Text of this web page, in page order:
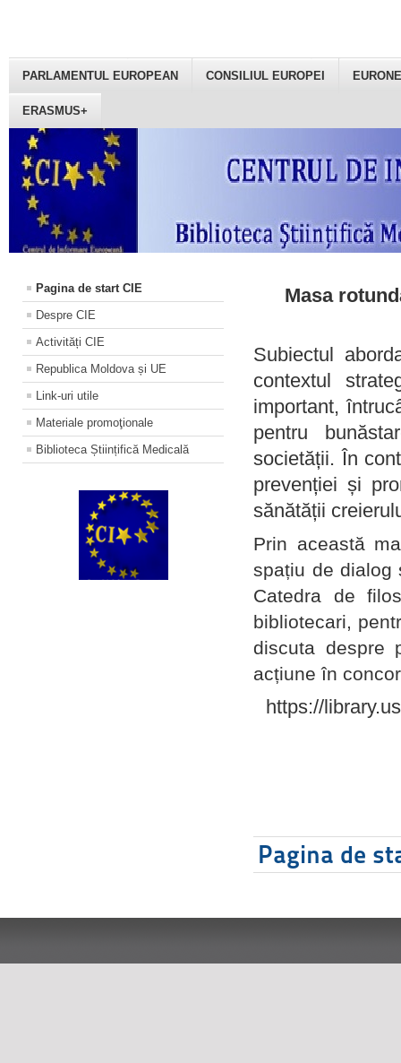
PARLAMENTUL EUROPEAN CONSILIUL EUROPEI
ERASMUS+
Pagina de start CIE
Despre CIE
Activități CIE
Republica Moldova și UE
Link-uri utile
Materiale promoţionale
Biblioteca Științifică Medicală
Masa
Subiectul
contextul
important,
pentru
societății. În
prevenției și
sănătății
Prin această
spațiu de dialog
Catedra de
bibliotecari,
discuta despre
acțiune în
https://
Pagina de